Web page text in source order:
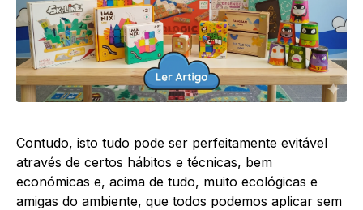
Contudo, isto tudo pode ser perfeitamente evitável
através de certos hábitos e técnicas, bem
económicas e, acima de tudo, muito ecológicas e
amigas do ambiente, que todos podemos aplicar sem